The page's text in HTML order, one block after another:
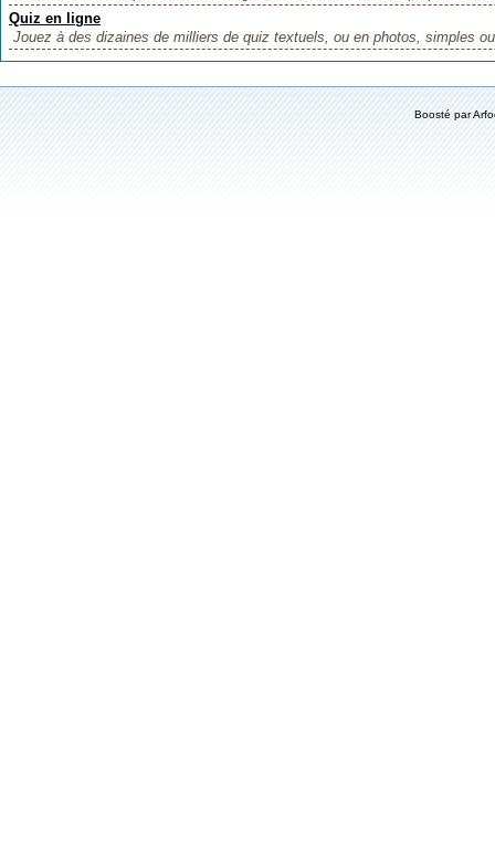
Quiz en ligne
Jouez à des dizaines de milliers de quiz textuels, ou en photos, simples
Boosté par